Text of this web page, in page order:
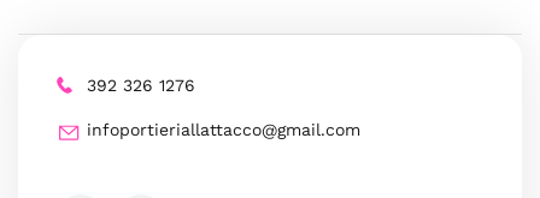
392 326 1276
infoportieriallattacco@gmail.com